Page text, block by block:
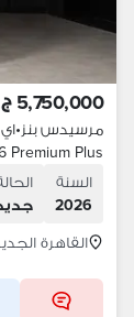
5,750,000 ج.م
مرسيدس بنز•اي 200
Premium Plus
السنة
2026
القاهرة